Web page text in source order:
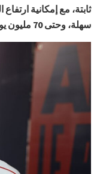
سهلة، وحتى 70 مليون يورو عبر مكافآت أكثر صعوبة.